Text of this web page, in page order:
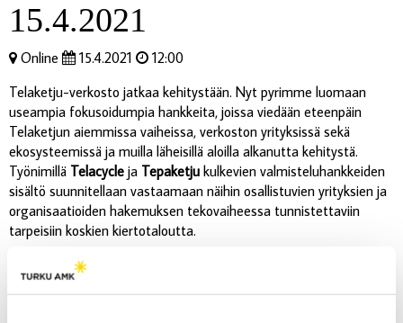
15.4.2021
Online 15.4.2021
12:00
Telaketju-verkosto jatkaa kehitystään. Nyt pyrimme luomaan
useampia fokusoidumpia hankkeita, joissa viedään eteenpäin
Telaketjun aiemmissa vaiheissa, verkoston yrityksissä sekä
ekosysteemissä ja muilla läheisillä aloilla alkanutta kehitystä.
Työnimillä Telacycle ja Tepaketju kulkevien valmisteluhankkeiden
sisältö suunnitellaan vastaamaan näihin osallistuvien yrityksien ja
organisaatioiden hakemuksen tekovaiheessa tunnistettaviin
tarpeisiin koskien kiertotaloutta.
Tervetuloa mukaan!